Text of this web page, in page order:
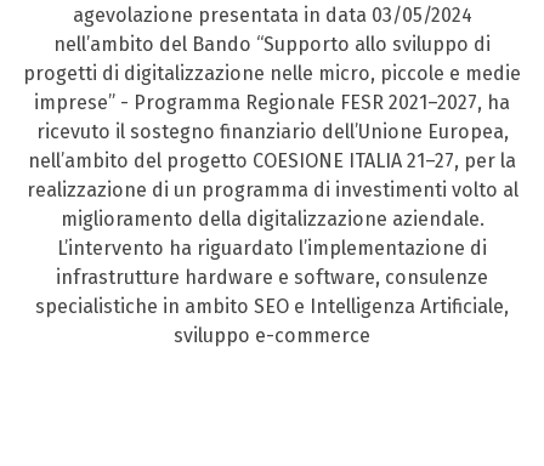
agevolazione presentata in data 03/05/2024
nell’ambito del Bando “Supporto allo sviluppo di
progetti di digitalizzazione nelle micro, piccole e medie
imprese” - Programma Regionale FESR 2021–2027, ha
ricevuto il sostegno finanziario dell’Unione Europea,
nell’ambito del progetto COESIONE ITALIA 21–27, per la
realizzazione di un programma di investimenti volto al
miglioramento della digitalizzazione aziendale.
L’intervento ha riguardato l’implementazione di
infrastrutture hardware e software, consulenze
specialistiche in ambito SEO e Intelligenza Artificiale,
sviluppo e-commerce